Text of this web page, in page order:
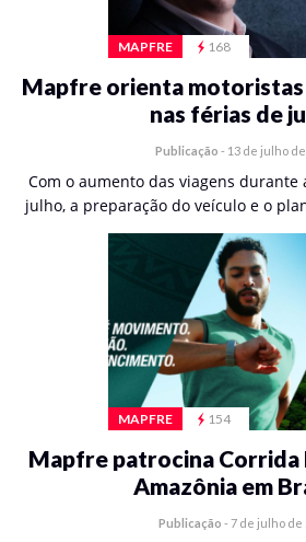
MAPFRE 168
Mapfre orienta motoristas
nas férias de
Publicação - 13 de julho
Com o aumento das viagens durante
julho, a preparação do veículo e o
MAPFRE 154
Mapfre patrocina Corrida
Amazônia em
Publicação - 7 de julho de